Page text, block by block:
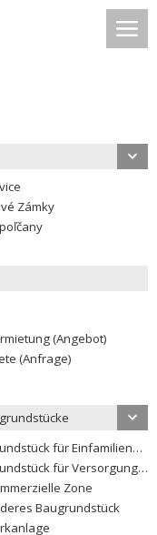
Zámky
(Angebot)
(Anfrage)
für Einfamilienhäuser
für Versorgungseinrichtungen
Zone
Baugrundstück